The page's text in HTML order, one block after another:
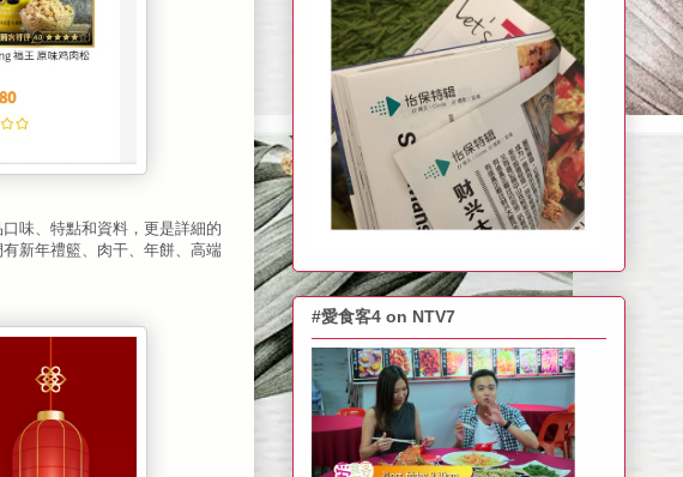
味、特點和資料，更是詳細的
新年禮籃、肉干、年餅、高端
#愛食客4 on NTV7